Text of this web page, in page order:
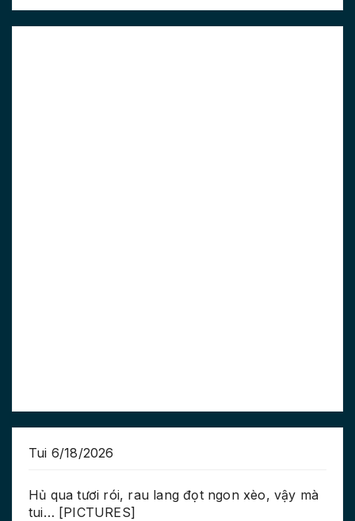
Tui 6/18/2026
Hủ qua tươi rói, rau lang đọt ngon xèo, vậy mà
tui… [PICTURES]